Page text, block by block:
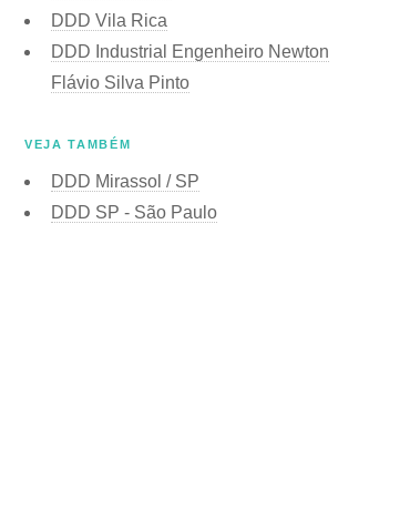
DDD Vila Rica
DDD Industrial Engenheiro Newton
Flávio Silva Pinto
VEJA TAMBÉM
DDD Mirassol / SP
DDD SP - São Paulo